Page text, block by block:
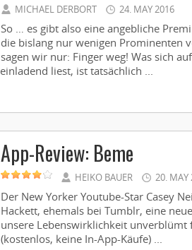
MICHAEL DERBORT 24. MAY 2016
So … es gibt also eine angebliche
die bislang nur wenigen Prominenten
sagen wir nur: Finger weg! Was sich
einladend liest, ist tatsächlich ...
App-Review: Beme
HEIKO BAUER 20. MAY
Der New Yorker Youtube-Star Casey
Hackett, ehemals bei Tumblr, eine
unsere Lebenswirklichkeit unverblümt
(kostenlos, keine In-App-Käufe) ...